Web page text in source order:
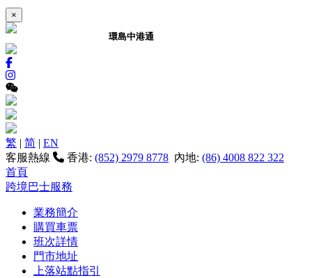
×
環島中港通
繁 | 简 | EN
客服熱線
香港: (852) 2979 8778 內地: (86) 4008 822 322
首頁
跨境巴士服務
業務簡介
購買車票
班次詳情
門市地址
上落站點指引